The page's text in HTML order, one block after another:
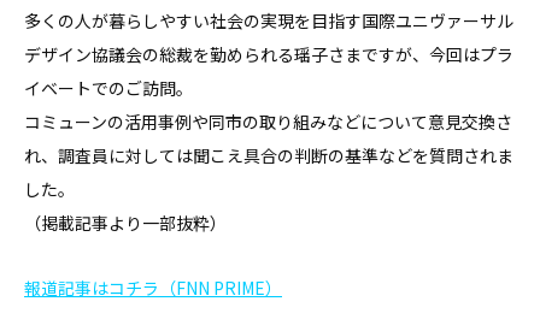
多くの人が暮らしやすい社会の実現を目指す国際ユニヴァーサル
デザイン協議会の総裁を勤められる瑶子さまですが、今回はプラ
イベートでのご訪問。
コミューンの活用事例や同市の取り組みなどについて意見交換さ
れ、調査員に対しては聞こえ具合の判断の基準などを質問されま
した。
（掲載記事より一部抜粋）
報道記事はコチラ（FNN PRIME）